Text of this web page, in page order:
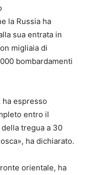
la Russia ha
sua entrata in
migliaia di
bombardamenti
espresso
entro il
tregua a 30
ha dichiarato.
orientale, ha